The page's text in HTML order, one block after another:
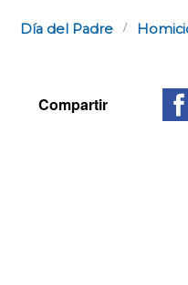
Día del Padre